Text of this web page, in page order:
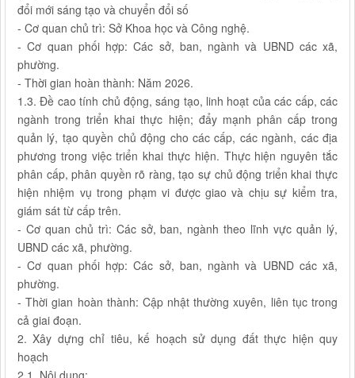
đổi mới sáng tạo và chuyển đổi số
- Cơ quan chủ trì: Sở Khoa học và Công nghệ.
- Cơ quan phối hợp: Các sở, ban, ngành và UBND các xã,
phường.
- Thời gian hoàn thành: Năm 2026.
1.3. Đề cao tính chủ động, sáng tạo, linh hoạt của các cấp, các
ngành trong triển khai thực hiện; đẩy mạnh phân cấp trong
quản lý, tạo quyền chủ động cho các cấp, các ngành, các địa
phương trong việc triển khai thực hiện. Thực hiện nguyên tắc
phân cấp, phân quyền rõ ràng, tạo sự chủ động triển khai thực
hiện nhiệm vụ trong phạm vi được giao và chịu sự kiểm tra,
giám sát từ cấp trên.
- Cơ quan chủ trì: Các sở, ban, ngành theo lĩnh vực quản lý,
UBND các xã, phường.
- Cơ quan phối hợp: Các sở, ban, ngành và UBND các xã,
phường.
- Thời gian hoàn thành: Cập nhật thường xuyên, liên tục trong
cả giai đoạn.
2. Xây dựng chỉ tiêu, kế hoạch sử dụng đất thực hiện quy
hoạch
2.1. Nội dung: